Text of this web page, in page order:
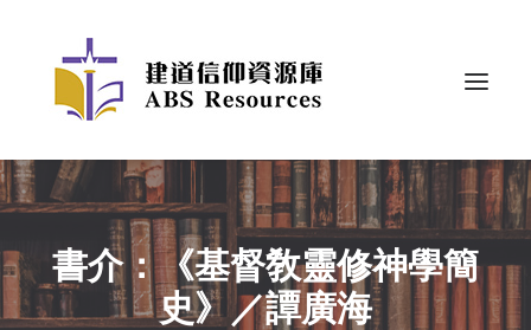
書介：《基督敎靈修神學簡
史》／譚廣海